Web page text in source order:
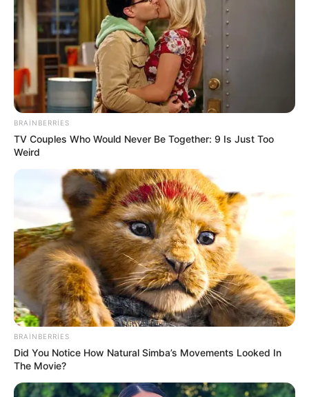
BRAINBERRIES
TV Couples Who Would Never Be Together: 9 Is Just Too
Weird
BRAINBERRIES
Did You Notice How Natural Simba’s Movements Looked In
The Movie?